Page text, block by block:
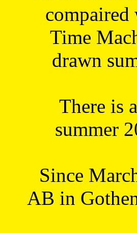
Time
drawn
There is
summer
Since
AB in